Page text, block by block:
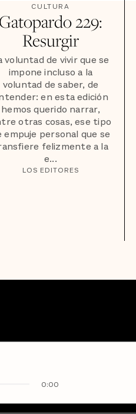
CULTURA
Gatopardo 229:
Resurgir
voluntad de vivir que se
impone incluso a la
voluntad de saber, de
en esta edición
hemos querido narrar,
otras cosas, ese tipo
empuje personal que se
felizmente a la
e...
LOS EDITORES
0:00